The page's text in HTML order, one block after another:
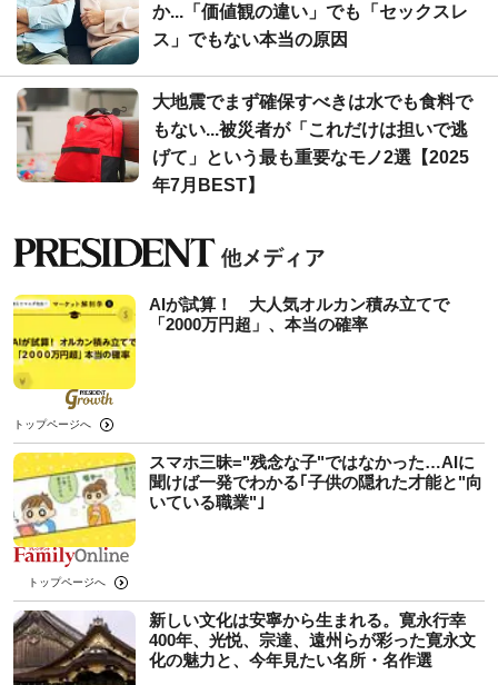
か...「価値観の違い」でも「セックスレ
ス」でもない本当の原因
大地震でまず確保すべきは水でも食料で
もない...被災者が「これだけは担いで逃
げて」という最も重要なモノ2選【2025
年7月BEST】
AIが試算！ 大人気オルカン積み立てで
「2000万円超」、本当の確率
トップページへ
スマホ三昧="残念な子"ではなかった…AIに
聞けば一発でわかる｢子供の隠れた才能と"向
いている職業"｣
トップページへ
新しい文化は安寧から生まれる。寛永行幸
400年、光悦、宗達、遠州らが彩った寛永文
化の魅力と、今年見たい名所・名作選